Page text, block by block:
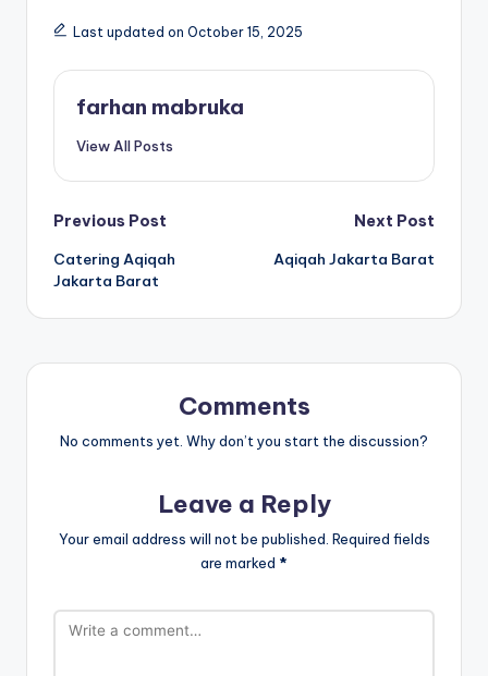
Last updated on October 15, 2025
farhan mabruka
View All Posts
Post
navigation
Previous Post
Catering Aqiqah
Jakarta Barat
Next Post
Aqiqah Jakarta Barat
Comments
No comments yet. Why don’t you start the discussion?
Leave a Reply
Your email address will not be published. Required fields
are marked *